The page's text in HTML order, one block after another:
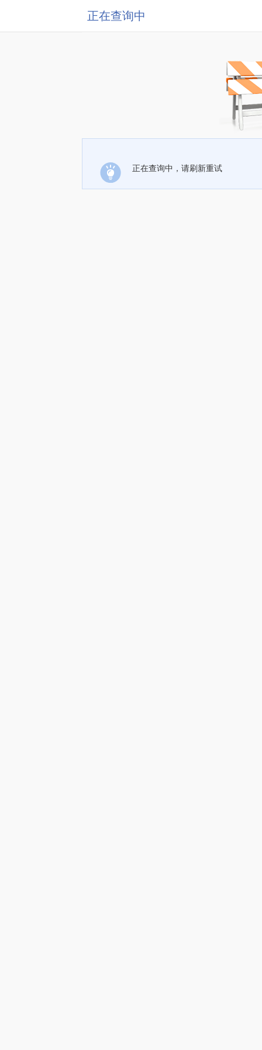
正在查询中
正在查询中，请刷新重试